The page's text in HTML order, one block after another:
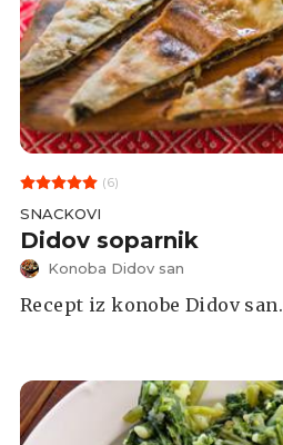
(6)
SNACKOVI
Didov soparnik
Konoba Didov san
Recept iz konobe Didov san.